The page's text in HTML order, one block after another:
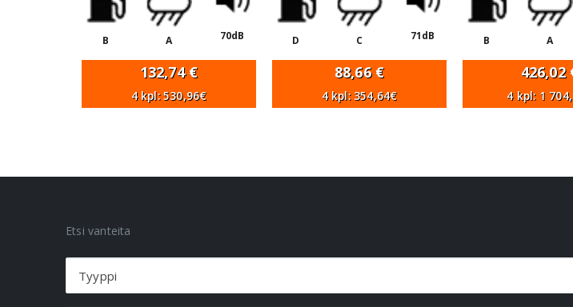
B A 70dB
132,74€
4 kpl: 530,96€
D C 71dB
88,66 €
4 kpl: 354,64€
B A
426,02
4 kpl: 1
Etsi vanteita
Tyyppi